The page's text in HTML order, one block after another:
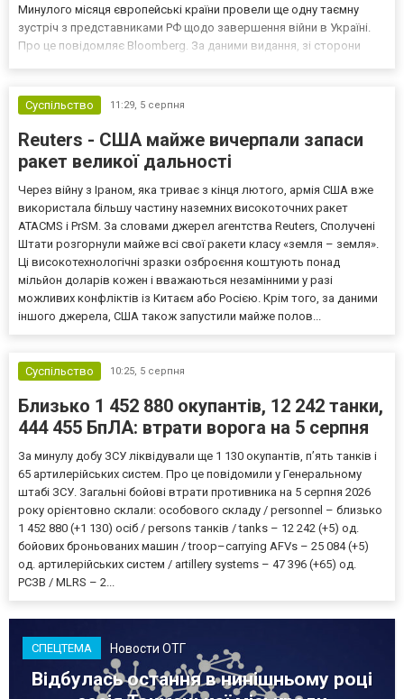
Минулого місяця європейські країни провели ще одну таємну
зустріч з представниками РФ щодо завершення війни в Україні.
Про це повідомляє Bloomberg. За даними видання, зі сторони
Суспільство
11:29, 5 серпня
Reuters - США майже вичерпали запаси
ракет великої дальності
Через війну з Іраном, яка триває з кінця лютого, армія США вже
використала більшу частину наземних високоточних ракет
ATACMS і PrSM. За словами джерел агентства Reuters, Сполучені
Штати розгорнули майже всі свої ракети класу «земля – земля».
Ці високотехнологічні зразки озброєння коштують понад
мільйон доларів кожен і вважаються незамінними у разі
можливих конфліктів із Китаєм або Росією. Крім того, за даними
іншого джерела, США також запустили майже полов...
Суспільство 10:25, 5 серпня
Близько 1 452 880 окупантів, 12 242 танки,
444 455 БпЛА: втрати ворога на 5 серпня
За минулу добу ЗСУ ліквідували ще 1 130 окупантів, пʼять танків і
65 артилерійських систем. Про це повідомили у Генеральному
штабі ЗСУ. Загальні бойові втрати противника на 5 серпня 2026
року орієнтовно склали: особового складу / personnel – близько
1 452 880 (+1 130) осіб / persons танків / tanks – 12 242 (+5) од.
бойових броньованих машин / troop–carrying AFVs – 25 084 (+5)
од. артилерійських систем / artillery systems – 47 396 (+65) од.
РСЗВ / MLRS – 2...
СПЕЦТЕМА Новости ОТГ
Відбулась остання в нинішньому році